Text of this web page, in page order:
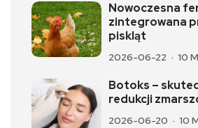
Nowoczesna
zintegrowana
piskląt
2026-06-22 10
Botoks –
redukcji
2026-06-20 10